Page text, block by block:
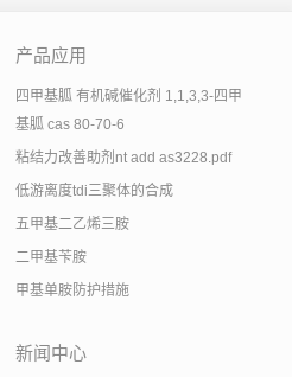
产品应用
四甲基胍 有机碱催化剂 1,1,3,3-四甲
基胍 cas 80-70-6
粘结力改善助剂nt add as3228.pdf
低游离度tdi三聚体的合成
五甲基二乙烯三胺
二甲基苄胺
甲基单胺防护措施
新闻中心